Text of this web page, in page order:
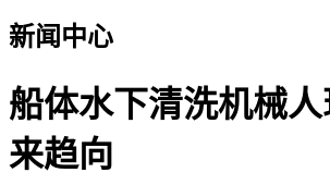
新闻中心
船体水下清洗机械
来趋向